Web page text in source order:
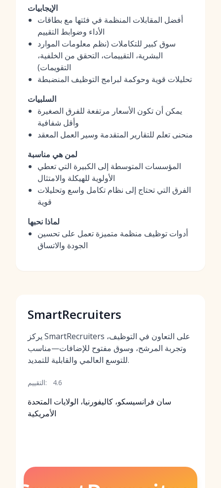
الإيجابيات
أفضل المقابلات المنظمة في فئتها مع بطاقات
الأداء وضوابط التقييم
سوق كبير للتكاملات (نظم معلومات الموارد
البشرية، التقييمات، التحقق من الخلفية،
التقويمات)
تحليلات قوية وحوكمة لبرامج التوظيف المنضبطة
السلبيات
يمكن أن تكون الأسعار مرتفعة للفرق الصغيرة
وأقل شفافية
منحنى تعلم للتقارير المتقدمة وسير العمل المعقد
لمن هي مناسبة
المؤسسات المتوسطة إلى الكبيرة التي تعطي
الأولوية للهيكلة والامتثال
الفرق التي تحتاج إلى نظام تكامل واسع وتحليلات
قوية
لماذا نحبها
أدوات توظيف منظمة متميزة تعمل على تحسين
الجودة والاتساق
SmartRecruiters
يركز SmartRecruiters على التعاون في التوظيف،
وتجربة المرشح، وسوق مفتوح للإضافات—مناسب
للتوسع العالمي والقابلية للتمديد.
التقييم: 4.6
سان فرانسيسكو، كاليفورنيا، الولايات المتحدة
الأمريكية